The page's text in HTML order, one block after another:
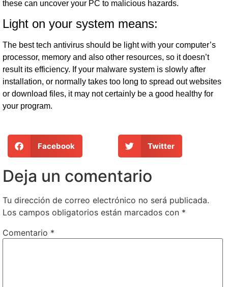
these can uncover your PC to malicious hazards.
Light on your system means:
The best tech antivirus should be light with your computer’s
processor, memory and also other resources, so it doesn’t
result its efficiency. If your malware system is slowly after
installation, or normally takes too long to spread out websites
or download files, it may not certainly be a good healthy for
your program.
Facebook Twitter
Deja un comentario
Tu dirección de correo electrónico no será publicada.
Los campos obligatorios están marcados con *
Comentario *